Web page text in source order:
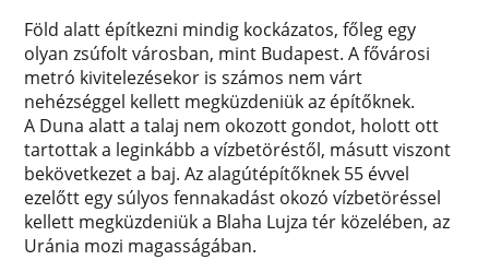
Föld alatt építkezni mindig kockázatos, főleg egy
olyan zsúfolt városban, mint Budapest. A fővárosi
metró kivitelezésekor is számos nem várt
nehézséggel kellett megküzdeniük az építőknek.
A Duna alatt a talaj nem okozott gondot, holott ott
tartottak a leginkább a vízbetöréstől, másutt viszont
bekövetkezet a baj. Az alagútépítőknek 55 évvel
ezelőtt egy súlyos fennakadást okozó vízbetöréssel
kellett megküzdeniük a Blaha Lujza tér közelében, az
Uránia mozi magasságában.